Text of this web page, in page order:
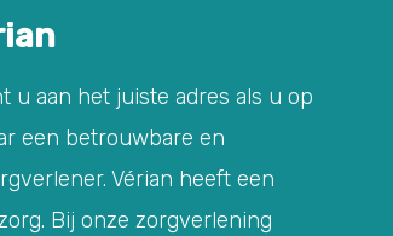
u aan het juiste adres als u op
een betrouwbare en
Vérian heeft een
Bij onze zorgverlening